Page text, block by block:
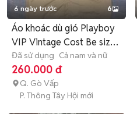
6 ngày trước 6
Áo khoác dù gió Playboy
VIP Vintage Cost Be size
M
Đã sử dụng Cả nam và nữ
260.000 đ
Q. Gò Vấp
P. Thông Tây Hội mới